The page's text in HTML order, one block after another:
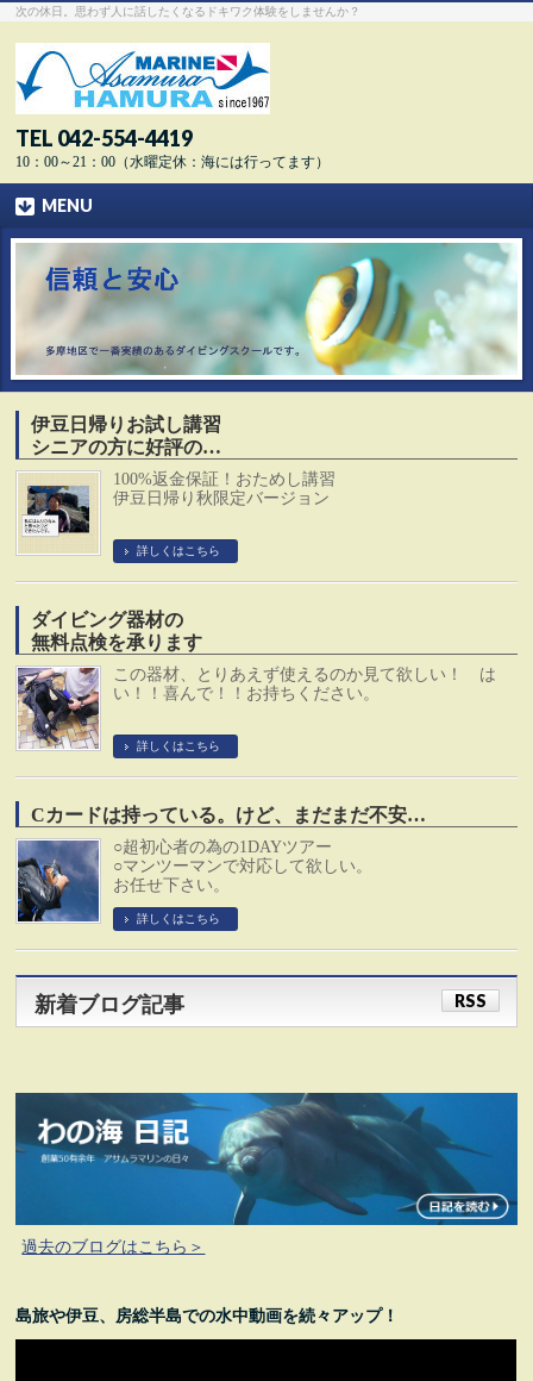
次の休日。思わず人に話したくなるドキワク体験をしませんか？
TEL 042-554-4419
10：00～21：00（水曜定休：海には行ってます）
MENU
伊豆日帰りお試し講習
シニアの方に好評の…
100%返金保証！おためし講習
伊豆日帰り秋限定バージョン
詳しくはこちら
ダイビング器材の
無料点検を承ります
この器材、とりあえず使えるのか見て欲しい！ は
い！！喜んで！！お持ちください。
詳しくはこちら
Cカードは持っている。けど、まだまだ不安…
○超初心者の為の1DAYツアー
○マンツーマンで対応して欲しい。
お任せ下さい。
詳しくはこちら
新着ブログ記事 RSS
過去のブログはこちら＞
島旅や伊豆、房総半島での水中動画を続々アップ！